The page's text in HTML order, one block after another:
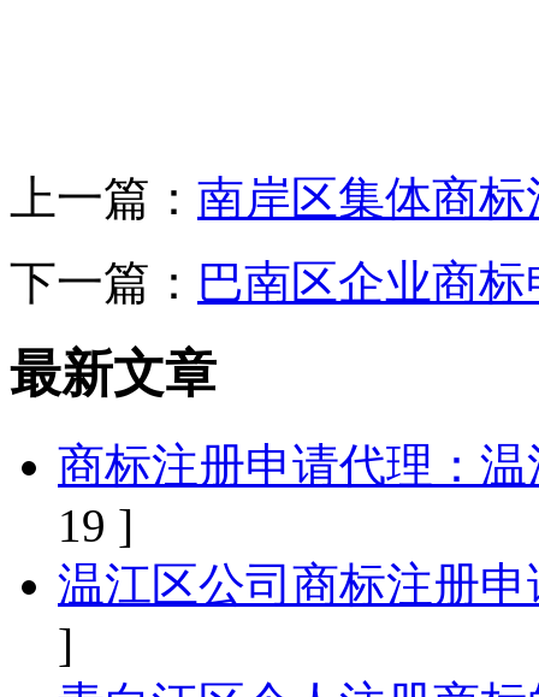
上一篇： 南岸区集体商
下一篇： 巴南区企业商
最新文章
商标注册申请代理：
19 ]
温江区公司商标注册
]